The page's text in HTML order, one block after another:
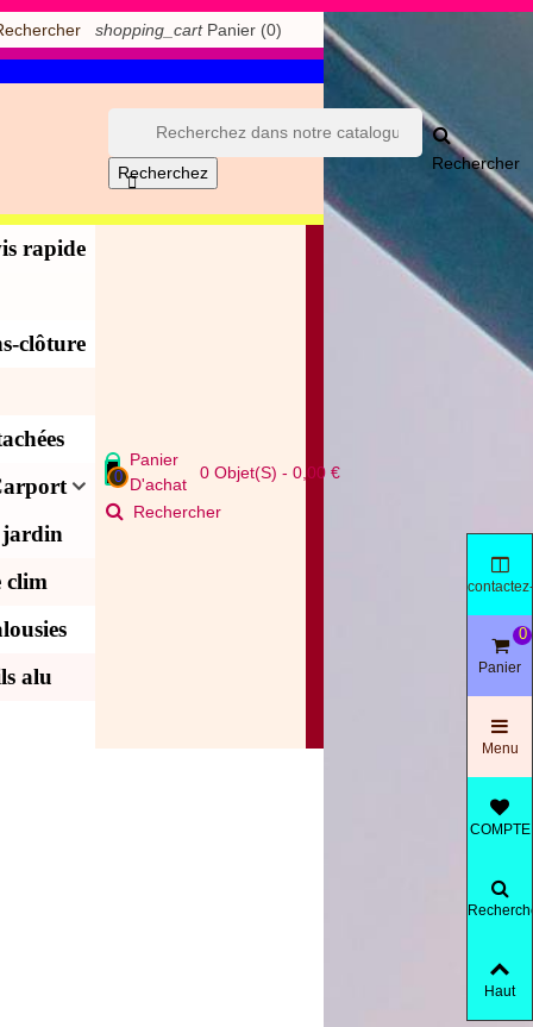
shopping_cart Panier (0)

Recherchez
Rechercher
rapide
clôture
jardin
clim
alu
0
Panier
D'achat
0 Objet(s) - 0,00 €
Rechercher
contactez-
Panier
0
Menu
COMPTE
Haut